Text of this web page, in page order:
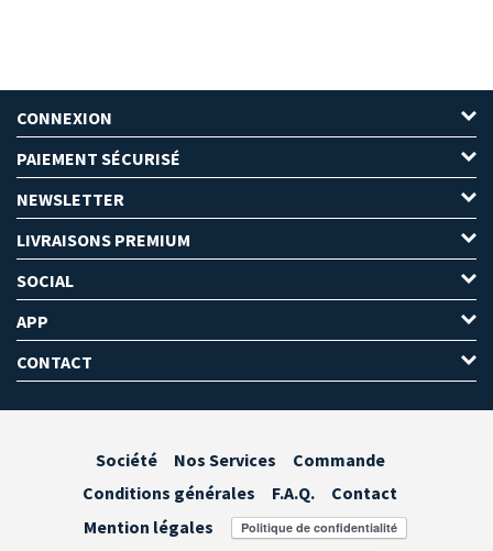
CONNEXION
PAIEMENT SÉCURISÉ
NEWSLETTER
LIVRAISONS PREMIUM
SOCIAL
APP
CONTACT
Société Nos Services
Commande
Conditions générales
F.A.Q.
Contact
Mention légales